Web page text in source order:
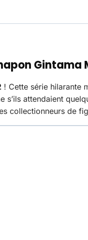
Gintama
! Cette série hilarante
s’ils attendaient
collectionneurs de